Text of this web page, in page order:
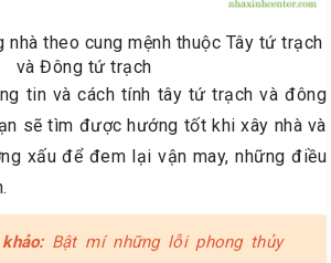
nhà theo cung mệnh thuộc Tây tứ trạch
và Đông tứ trạch
tin và cách tính tây tứ trạch và đông
sẽ tìm được hướng tốt khi xây nhà và
xấu để đem lại vận may, những điều
Bật mí những lỗi phong thủy